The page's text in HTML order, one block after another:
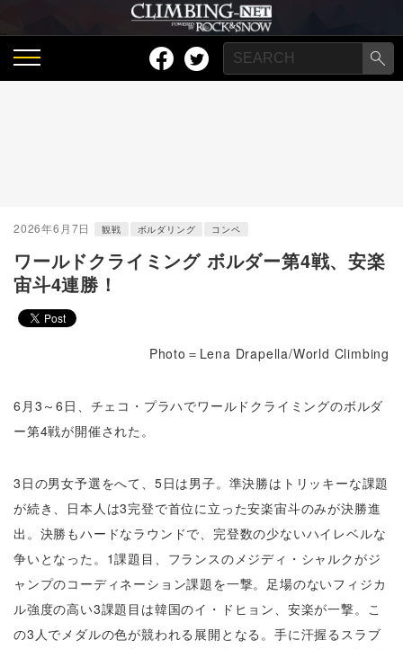
2026年6月7日 観戦 ボルダリング コンペ
ワールドクライミング ボルダー第4戦、安楽
宙斗4連勝！
Photo＝Lena Drapella/World Climbing
6月3～6日、チェコ・プラハでワールドクライミングのボルダ
ー第4戦が開催された。
3日の男女予選をへて、5日は男子。準決勝はトリッキーな課題
が続き、日本人は3完登で首位に立った安楽宙斗のみが決勝進
出。決勝もハードなラウンドで、完登数の少ないハイレベルな
争いとなった。1課題目、フランスのメジディ・シャルクがジ
ャンプのコーディネーション課題を一撃。足場のないフィジカ
ル強度の高い3課題目は韓国のイ・ドヒョン、安楽が一撃。こ
の3人でメダルの色が競われる展開となる。手に汗握るスラブ